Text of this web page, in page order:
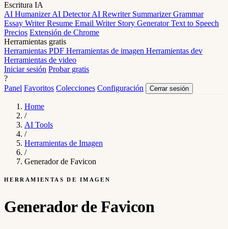
Escritura IA
AI HumanizerAI DetectorAI Rewriter SummarizerGrammar
Essay WriterResume Email Writer Story GeneratorText to Speech
Precios Extensión de Chrome
Herramientas gratis
Herramientas PDF Herramientas de imagen Herramientas dev
Herramientas de video
Iniciar sesión Probar gratis
?
Panel Favoritos Colecciones Configuración Cerrar sesión
Home
/
AI Tools
/
Herramientas de Imagen
/
Generador de Favicon
HERRAMIENTAS DE IMAGEN
Generador de Favicon